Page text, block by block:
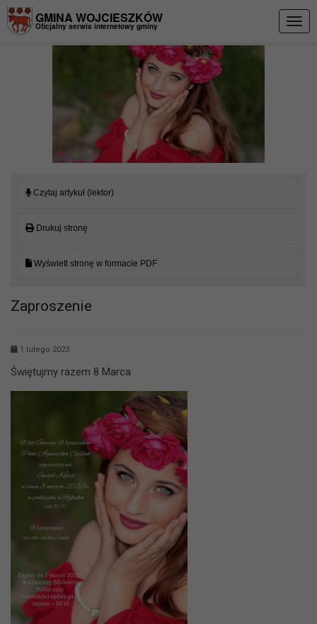
GMINA WOJCIESZKÓW
Oficjalny serwis internetowy gminy
Czytaj artykuł (lektor)
Drukuj stronę
Wyświetl stronę w formacie PDF
Zaproszenie
1 lutego 2023
Świętujmy razem 8 Marca